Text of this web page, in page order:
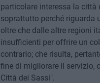
particolare interessa la città
soprattutto perché riguarda
oltre che dalle altre regioni
insufficienti per offrire un
contrario; che risulta,
fine di migliorare il servizio,
Città dei Sassi".